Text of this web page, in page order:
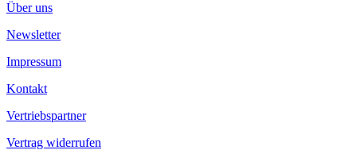
Über uns
Newsletter
Impressum
Kontakt
Vertriebspartner
Vertrag widerrufen